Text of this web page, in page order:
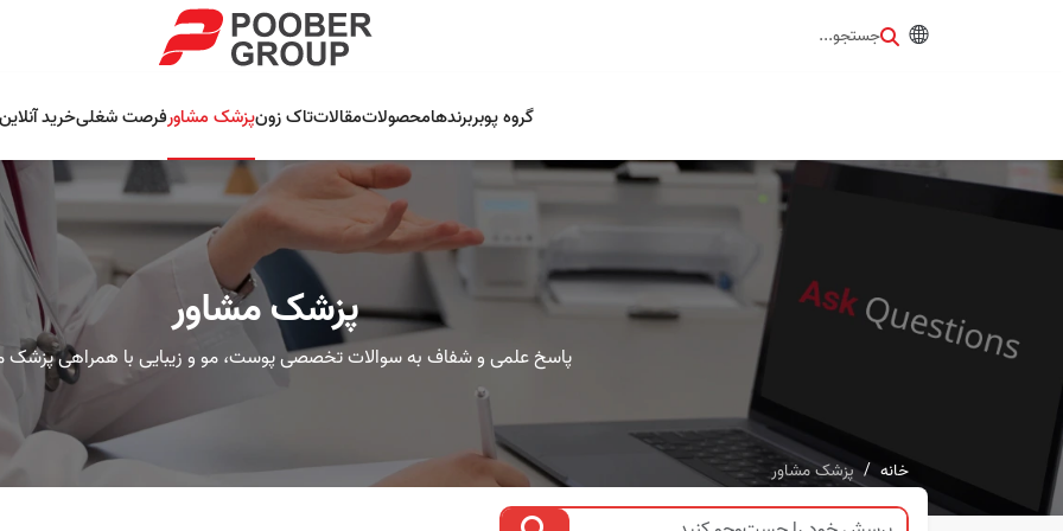
جستجو...
گروه پوبربرندهامحصولاتمقالاتتاک زونپزشک مشاورفرصت شغلیخرید
پزشک مشاور
پاسخ علمی و شفاف به سوالات تخصصی پوست، مو و زیبایی با همراهی پزشک
خانه پزشک مشاور